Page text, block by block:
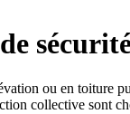
ou en toiture
collective sont